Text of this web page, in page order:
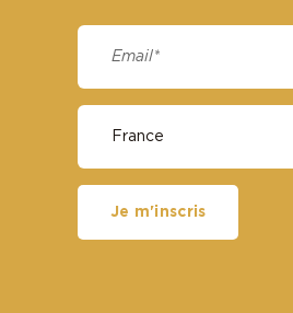
Je m'inscris